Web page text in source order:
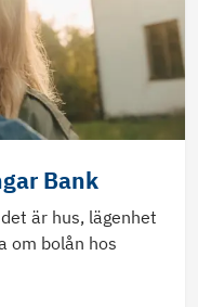
Bank
är hus, lägenhet
om bolån hos